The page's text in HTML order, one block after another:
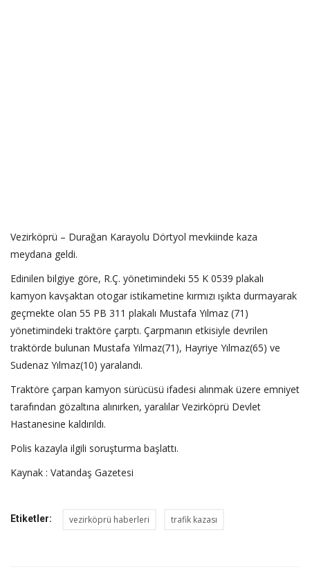
Vezirköprü – Durağan Karayolu Dörtyol mevkiinde kaza
meydana geldi.
Edinilen bilgiye göre, R.Ç. yönetimindeki 55 K 0539 plakalı
kamyon kavşaktan otogar istikametine kırmızı ışıkta durmayarak
geçmekte olan 55 PB 311 plakalı Mustafa Yılmaz (71)
yönetimindeki traktöre çarptı. Çarpmanın etkisiyle devrilen
traktörde bulunan Mustafa Yılmaz(71), Hayriye Yılmaz(65) ve
Sudenaz Yılmaz(10) yaralandı.
Traktöre çarpan kamyon sürücüsü ifadesi alınmak üzere emniyet
tarafından gözaltına alınırken, yaralılar Vezirköprü Devlet
Hastanesine kaldırıldı.
Polis kazayla ilgili soruşturma başlattı.
Kaynak : Vatandaş Gazetesi
Etiketler: vezirköprü haberleri trafik kazası